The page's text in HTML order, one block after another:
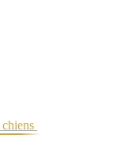
chiens